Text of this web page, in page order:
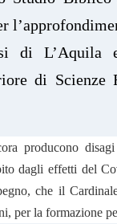
di L’Aquila
di Scienze
producono
dagli effetti del
che il
per la formazione